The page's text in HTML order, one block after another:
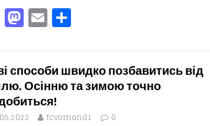
F
a
e
b
o
M
a
o
d
o
E
m
l ит
ис
я
способи швидко позбавитись від
Осінню та зимою точно
fcvomond1 0